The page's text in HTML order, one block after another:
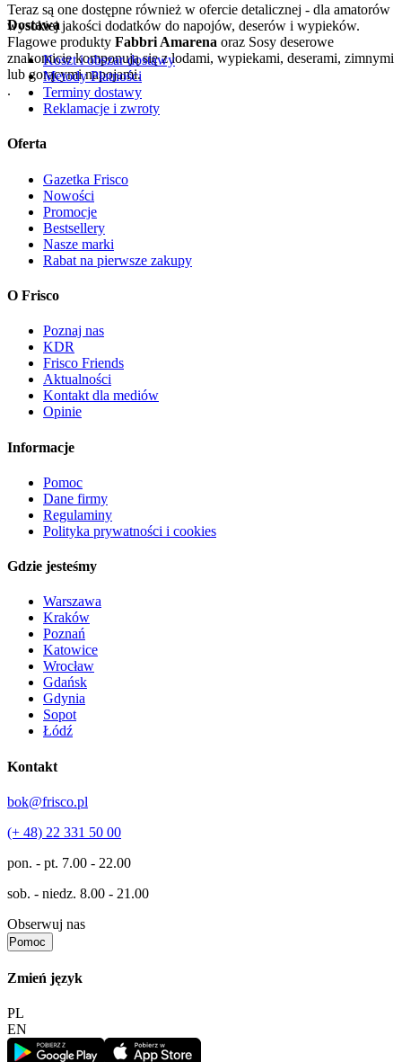
Teraz są one dostępne również w ofercie detalicznej - dla amatorów
wysokiej jakości dodatków do napojów, deserów i wypieków.
Flagowe produkty Fabbri Amarena oraz Sosy deserowe
znakomicie komponują się z lodami, wypiekami, deserami, zimnymi
lub gorącymi napojami.
.
Dostawa
Koszt i obszar dostawy
Metody Płatności
Terminy dostawy
Reklamacje i zwroty
Oferta
Gazetka Frisco
Nowości
Promocje
Bestsellery
Nasze marki
Rabat na pierwsze zakupy
O Frisco
Poznaj nas
KDR
Frisco Friends
Aktualności
Kontakt dla mediów
Opinie
Informacje
Pomoc
Dane firmy
Regulaminy
Polityka prywatności i cookies
Gdzie jesteśmy
Warszawa
Kraków
Poznań
Katowice
Wrocław
Gdańsk
Gdynia
Sopot
Łódź
Kontakt
bok@frisco.pl
(+ 48) 22 331 50 00
pon. - pt. 7.00 - 22.00
sob. - niedz. 8.00 - 21.00
Obserwuj nas
Pomoc
Zmień język
PL
EN